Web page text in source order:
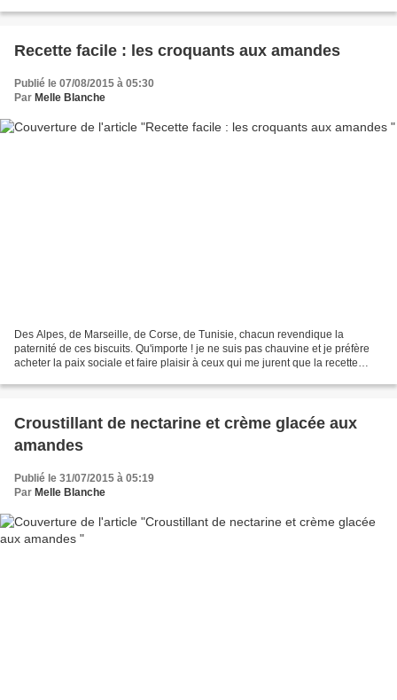
Recette facile : les croquants aux amandes
Publié le 07/08/2015 à 05:30
Par Melle Blanche
Des Alpes, de Marseille, de Corse, de Tunisie, chacun revendique la
paternité de ces biscuits. Qu'importe ! je ne suis pas chauvine et je préfère
acheter la paix sociale et faire plaisir à ceux qui me jurent que la recette
Croustillant de nectarine et crème glacée aux
amandes
Publié le 31/07/2015 à 05:19
Par Melle Blanche